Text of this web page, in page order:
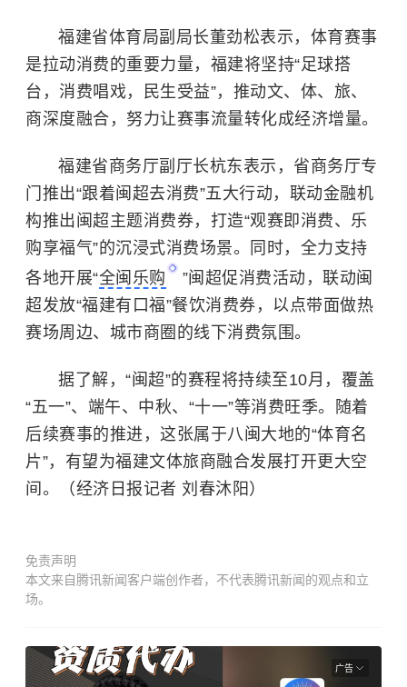
福建省体育局副局长董劲松表示，体育赛事
是拉动消费的重要力量，福建将坚持“足球搭
台，消费唱戏，民生受益”，推动文、体、旅、
商深度融合，努力让赛事流量转化成经济增量。
福建省商务厅副厅长杭东表示，省商务厅专
门推出“跟着闽超去消费”五大行动，联动金融机
构推出闽超主题消费券，打造“观赛即消费、乐
购享福气”的沉浸式消费场景。同时，全力支持
各地开展“全闽乐购
”闽超促消费活动，联动闽
超发放“福建有口福”餐饮消费券，以点带面做热
赛场周边、城市商圈的线下消费氛围。
据了解，“闽超”的赛程将持续至10月，覆盖
“五一”、端午、中秋、“十一”等消费旺季。随着
后续赛事的推进，这张属于八闽大地的“体育名
片”，有望为福建文体旅商融合发展打开更大空
间。（经济日报记者 刘春沐阳）
免责声明
本文来自腾讯新闻客户端创作者，不代表腾讯新闻的观点和立
场。
广告